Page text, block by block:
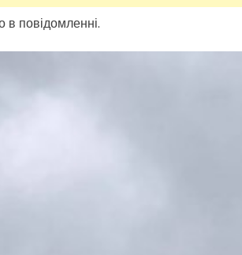
в повідомленні.